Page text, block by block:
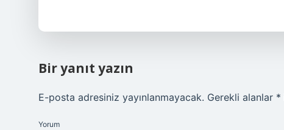
Bir yanıt yazın
E-posta adresiniz yayınlanmayacak. Gerekli alanlar *
Yorum